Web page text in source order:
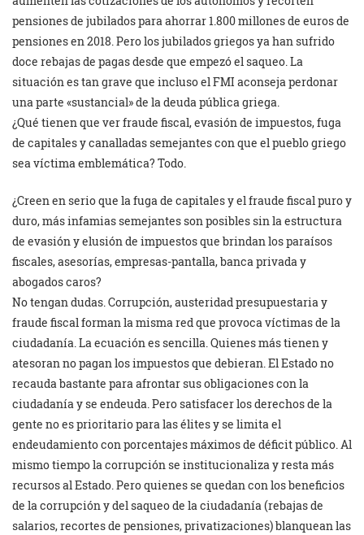
pensiones de jubilados para ahorrar 1.800 millones de euros de
pensiones en 2018. Pero los jubilados griegos ya han sufrido
doce rebajas de pagas desde que empezó el saqueo. La
situación es tan grave que incluso el FMI aconseja perdonar
una parte «sustancial» de la deuda pública griega.
¿Qué tienen que ver fraude fiscal, evasión de impuestos, fuga
de capitales y canalladas semejantes con que el pueblo griego
sea víctima emblemática? Todo.
¿Creen en serio que la fuga de capitales y el fraude fiscal puro y
duro, más infamias semejantes son posibles sin la estructura
de evasión y elusión de impuestos que brindan los paraísos
fiscales, asesorías, empresas-pantalla, banca privada y
abogados caros?
No tengan dudas. Corrupción, austeridad presupuestaria y
fraude fiscal forman la misma red que provoca víctimas de la
ciudadanía. La ecuación es sencilla. Quienes más tienen y
atesoran no pagan los impuestos que debieran. El Estado no
recauda bastante para afrontar sus obligaciones con la
ciudadanía y se endeuda. Pero satisfacer los derechos de la
gente no es prioritario para las élites y se limita el
endeudamiento con porcentajes máximos de déficit público. Al
mismo tiempo la corrupción se institucionaliza y resta más
recursos al Estado. Pero quienes se quedan con los beneficios
de la corrupción y del saqueo de la ciudadanía (rebajas de
salarios, recortes de pensiones, privatizaciones) blanquean las